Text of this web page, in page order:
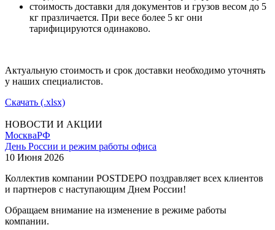
стоимость доставки для документов и грузов весом до 5
кг празличается. При весе более 5 кг они
тарифицируются одинаково.
Актуальную стоимость и срок доставки необходимо уточнять
у наших специалистов.
Скачать (.xlsx)
НОВОСТИ И АКЦИИ
МоскваРФ
День России и режим работы офиса
10 Июня 2026
Коллектив компании POSTDEPO поздравляет всех клиентов
и партнеров с наступающим Днем России!
Обращаем внимание на изменение в режиме работы
компании.